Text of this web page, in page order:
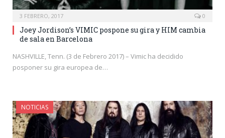
3 FEBRERO, 2017 0
Joey Jordison’s VIMIC pospone su gira y HIM cambia
de sala en Barcelona
NASHVILLE, Tenn. (3 de Febrero 2017) – Vimic ha decidido
posponer su gira europea de…
NOTICIAS